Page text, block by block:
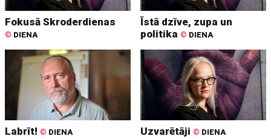
Fokusā Skroderdienas
© DIENA
Īstā dzīve, zupa un
politika © DIENA
Labrīt! © DIENA Uzvarētāji © DIENA